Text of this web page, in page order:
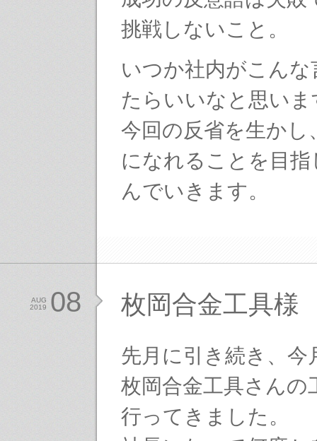
挑戦しないこと。
いつか社内がこんな
たらいいなと思いま
今回の反省を生かし
になれることを目
んでいきます。
枚岡合金工具
先月に引き続き、今
枚岡合金工具さんの
行ってきました。
08
AUG
2019